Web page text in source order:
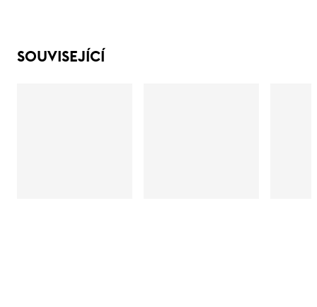
SOUVISEJÍCÍ